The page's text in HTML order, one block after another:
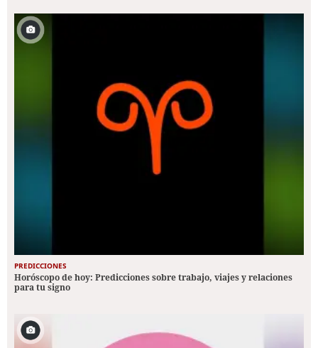
PREDICCIONES
Horóscopo de hoy: Predicciones sobre trabajo, viajes y relaciones
para tu signo